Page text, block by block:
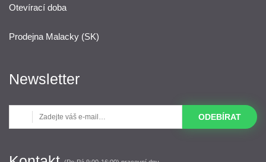
Otevírací doba
Prodejna Malacky (SK)
Newsletter
ODEBÍRAT